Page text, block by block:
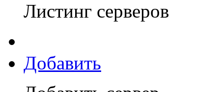
Листинг серверов
Добавить